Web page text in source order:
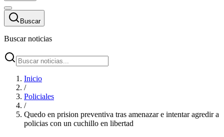
Buscar
Buscar noticias
Inicio
/
Policiales
/
Quedo en prision preventiva tras amenazar e intentar agredir a
policias con un cuchillo en libertad